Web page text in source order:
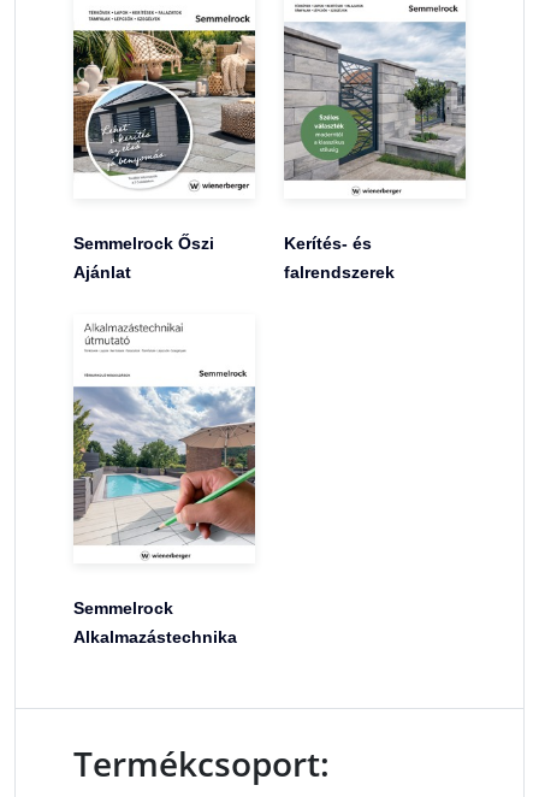
Semmelrock Őszi
Ajánlat
Kerítés- és
falrendszerek
Semmelrock
Alkalmazástechnika
Termékcsoport: